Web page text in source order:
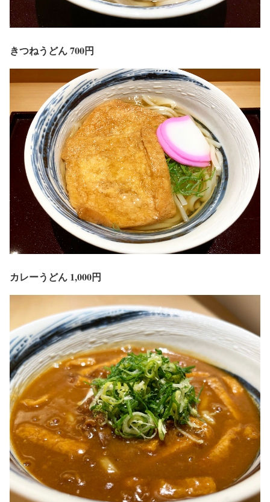
きつねうどん 700円
カレーうどん 1,000円